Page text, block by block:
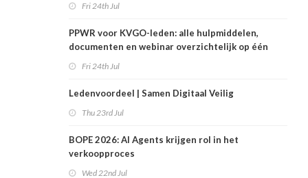
Fri 24th Jul
PPWR voor KVGO-leden: alle hulpmiddelen,
documenten en webinar overzichtelijk op één
Fri 24th Jul
Ledenvoordeel | Samen Digitaal Veilig
Thu 23rd Jul
BOPE 2026: AI Agents krijgen rol in het
verkoopproces
Wed 22nd Jul